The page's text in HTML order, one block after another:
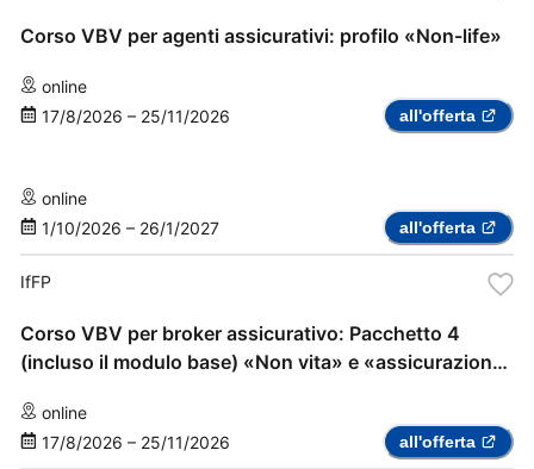
Corso VBV per agenti assicurativi: profilo «Non-life»
online
17/8/2026 – 25/11/2026 all'offerta
online
1/10/2026 – 26/1/2027 all'offerta
IfFP
Corso VBV per broker assicurativo: Pacchetto 4
(incluso il modulo base) «Non vita» e «assicurazione
online
17/8/2026 – 25/11/2026 all'offerta